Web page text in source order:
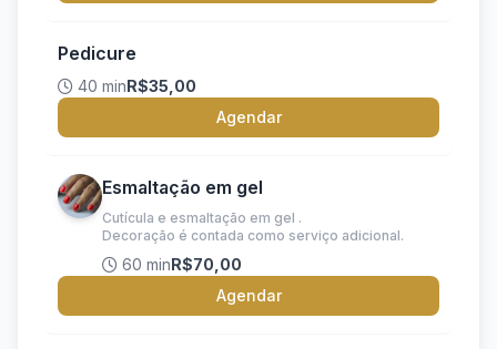
Pedicure
40 minR$35,00
Agendar
Esmaltação em gel
Cutícula e esmaltação em gel .
Decoração é contada como serviço adicional.
60 minR$70,00
Agendar